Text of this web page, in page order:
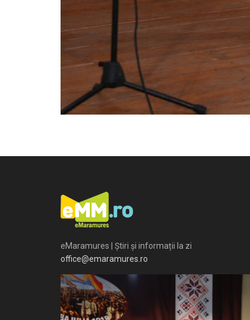
eMaramures | Știri și informații la zi
office@emaramures.ro